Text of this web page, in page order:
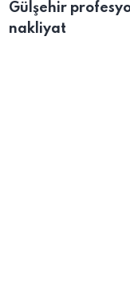
Gülşehir
nakliyat